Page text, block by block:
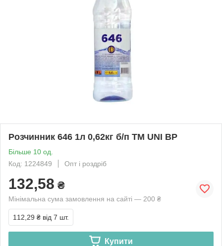
Розчинник 646 1л 0,62кг б/п ТМ UNI BP
Більше 10 од.
Код: 1224849
Опт і роздріб
132,58 ₴
Мінімальна сума замовлення на сайті — 200 ₴
112,29 ₴ від 7 шт.
Купити